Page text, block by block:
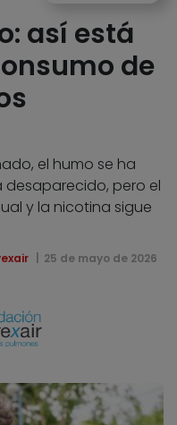
así está
de
el humo se ha
desaparecido, pero el
y la nicotina sigue
25 de mayo de 2026